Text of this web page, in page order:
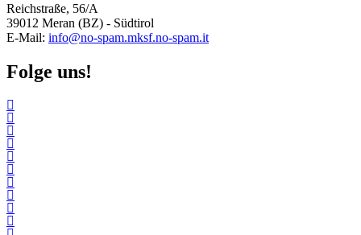
Reichstraße, 56/A
39012 Meran (BZ) - Südtirol
E-Mail: info@no-spam.mksf.no-spam.it
Folge uns!